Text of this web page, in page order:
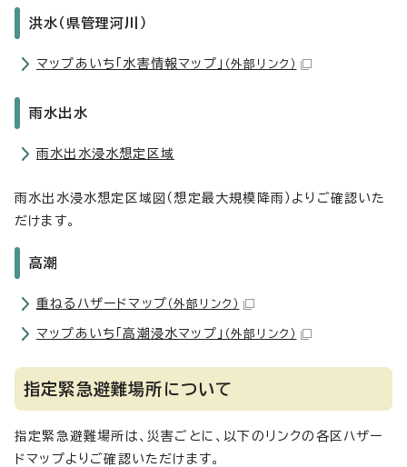
洪水（県管理河川）
マップあいち「水害情報マップ」 （外部リンク）
雨水出水
雨水出水浸水想定区域
雨水出水浸水想定区域図（想定最大規模降雨）よりご確認いた
だけます。
高潮
重ねるハザードマップ （外部リンク）
マップあいち「高潮浸水マップ」 （外部リンク）
指定緊急避難場所について
指定緊急避難場所は、災害ごとに、以下のリンクの各区ハザー
ドマップよりご確認いただけます。